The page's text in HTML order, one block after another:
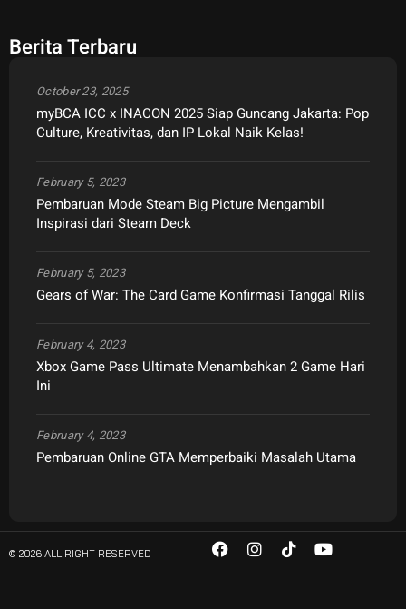
Berita Terbaru
myBCA ICC x INACON 2025 Siap Guncang Jakarta: Pop
Culture, Kreativitas, dan IP Lokal Naik Kelas!
October 23, 2025
Pembaruan Mode Steam Big Picture Mengambil
Inspirasi dari Steam Deck
February 5, 2023
Gears of War: The Card Game Konfirmasi Tanggal Rilis
February 5, 2023
Xbox Game Pass Ultimate Menambahkan 2 Game Hari
Ini
February 4, 2023
Pembaruan Online GTA Memperbaiki Masalah Utama
February 4, 2023
© 2026 ALL RIGHT RESERVED